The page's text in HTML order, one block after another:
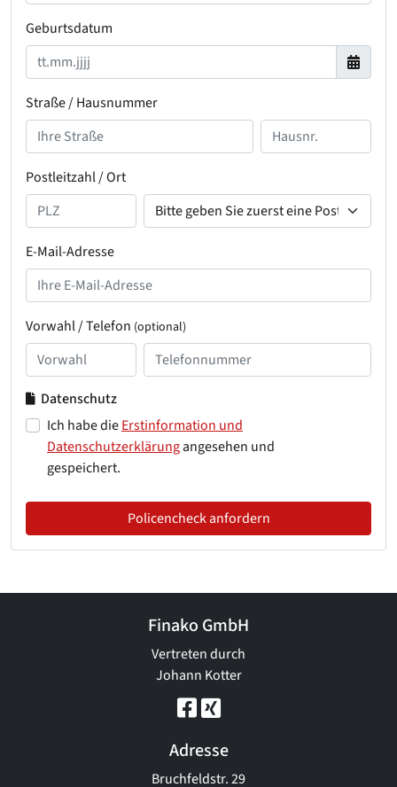
Geburtsdatum
Straße / Hausnummer
Postleitzahl / Ort
E-Mail-Adresse
Vorwahl / Telefon (optional)
Datenschutz
Ich habe dieErstinformation und
Datenschutzerklärungangesehen und
gespeichert.
Policencheck anfordern
Finako GmbH
Vertreten durch
Johann Kotter
Adresse
Bruchfeldstr. 29